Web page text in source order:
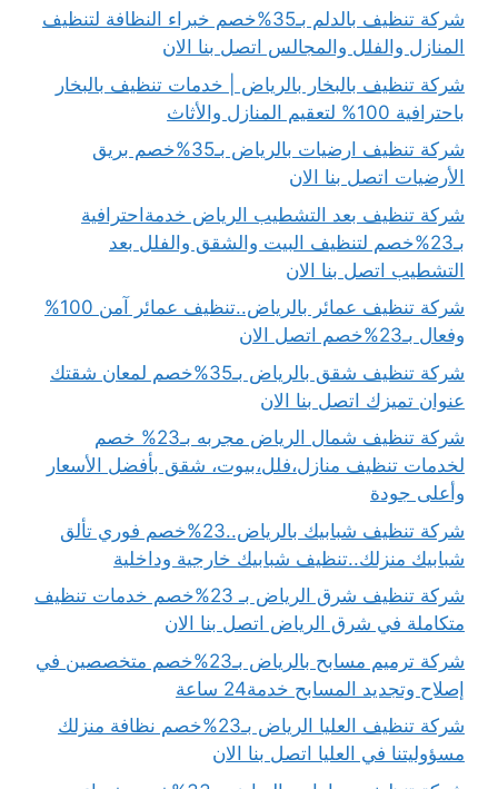
شركة تنظيف بالدلم بـ35%خصم خبراء النظافة لتنظيف
المنازل والفلل والمجالس اتصل بنا الان
شركة تنظيف بالبخار بالرياض | خدمات تنظيف بالبخار
باحترافية 100% لتعقيم المنازل والأثاث
شركة تنظيف ارضيات بالرياض بـ35%خصم بريق
الأرضيات اتصل بنا الان
شركة تنظيف بعد التشطيب الرياض خدمةاحترافية
بـ23%خصم لتنظيف البيت والشقق والفلل بعد
التشطيب اتصل بنا الان
شركة تنظيف عمائر بالرياض..تنظيف عمائر آمن 100%
وفعال بـ23%خصم اتصل الان
شركة تنظيف شقق بالرياض بـ35%خصم لمعان شقتك
عنوان تميزك اتصل بنا الان
شركة تنظيف شمال الرياض مجربه بـ23% خصم
لخدمات تنظيف منازل،فلل،بيوت، شقق بأفضل الأسعار
وأعلى جودة
شركة تنظيف شبابيك بالرياض..23%خصم فوري تألق
شبابيك منزلك..تنظيف شبابيك خارجية وداخلية
شركة تنظيف شرق الرياض بـ 23%خصم خدمات تنظيف
متكاملة في شرق الرياض اتصل بنا الان
شركة ترميم مسابح بالرياض بـ23%خصم متخصصين في
إصلاح وتجديد المسابح خدمة24 ساعة
شركة تنظيف العليا الرياض بـ23%خصم نظافة منزلك
مسؤوليتنا في العليا اتصل بنا الان